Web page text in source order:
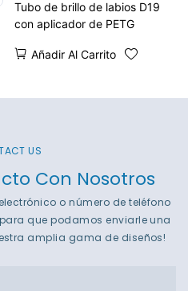
Tubo de brillo de labios D19
con aplicador de PETG
Añadir Al Carrito
US
Con Nosotros
o número de teléfono
que podamos enviarle una
amplia gama de diseños!